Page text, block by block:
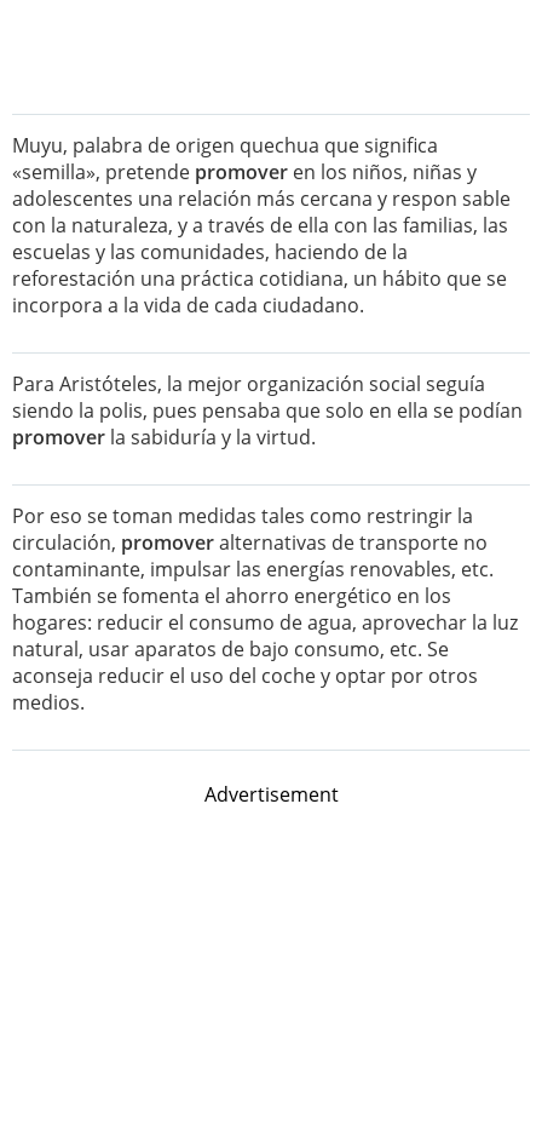
Muyu, palabra de origen quechua que significa
«semilla», pretende promover en los niños, niñas y
adolescentes una relación más cercana y respon sable
con la naturaleza, y a través de ella con las familias, las
escuelas y las comunidades, haciendo de la
reforestación una práctica cotidiana, un hábito que se
incorpora a la vida de cada ciudadano.
Para Aristóteles, la mejor organización social seguía
siendo la polis, pues pensaba que solo en ella se podían
promover la sabiduría y la virtud.
Por eso se toman medidas tales como restringir la
circulación, promoveralternativas de transporte no
contaminante, impulsar las energías renovables, etc.
También se fomenta el ahorro energético en los
hogares: reducir el consumo de agua, aprovechar la luz
natural, usar aparatos de bajo consumo, etc. Se
aconseja reducir el uso del coche y optar por otros
medios.
Advertisement